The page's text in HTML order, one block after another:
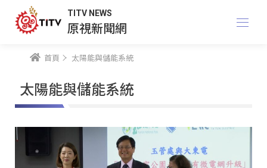
TITV NEWS
原視新聞網
首頁 太陽能與儲能系統
太陽能與儲能系統